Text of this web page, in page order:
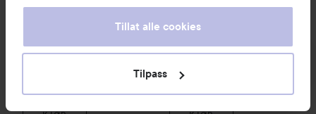
informasjon som du har oppgitt eller som de har samlet
våre cookies ved å fortsette å bruke nettsiden vår. For
informasjon om hvordan du kan endre innstillingene for
Tillat alle cookies
Tilpass
SPONSORED
Hydration Rep Leave-in
Treatment100 ml
Schwarzkopf
LIVE
Shocking Pink